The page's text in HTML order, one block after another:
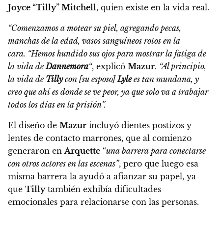
Joyce “Tilly” Mitchell, quien existe en la vida real.
“Comenzamos a motear su piel, agregando pecas,
manchas de la edad, vasos sanguíneos rotos en la
cara. “Hemos hundido sus ojos para mostrar la fatiga de
la vida deDannemora“, explicó Mazur. “Al principio,
la vida de Tillycon [su esposo]Lylees tan mundana, y
creo que ahí es donde se ve peor, ya que solo va a trabajar
todos los días en la prisión”.
El diseño de Mazur incluyó dientes postizos y
lentes de contacto marrones, que al comienzo
generaron en Arquette “una barrera para conectarse
con otros actores en las escenas”, pero que luego esa
misma barrera la ayudó a afianzar su papel, ya
que Tillytambién exhibía dificultades
emocionales para relacionarse con las personas.